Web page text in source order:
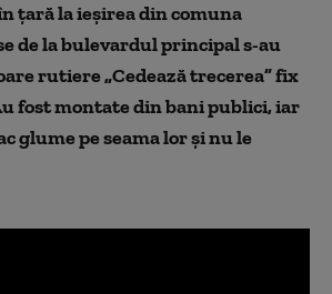
țară la ieșirea din comuna
de la bulevardul principal s-au
rutiere „Cedează trecerea” fix
fost montate din bani publici, iar
glume pe seama lor și nu le